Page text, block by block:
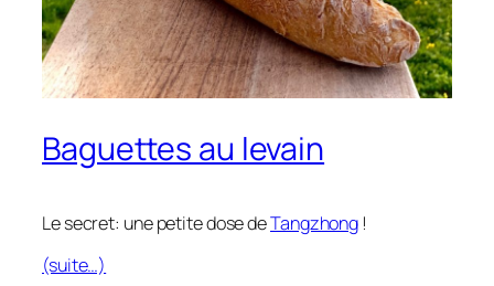
Baguettes au levain
Le secret: une petite dose deTangzhong !
(suite…)